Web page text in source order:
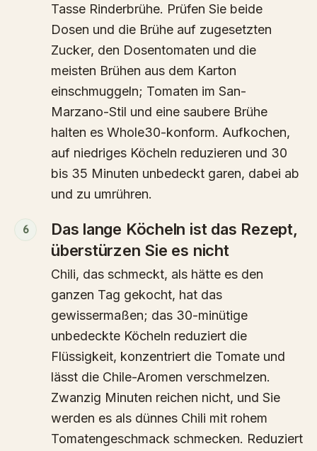
Tasse Rinderbrühe. Prüfen Sie beide
Dosen und die Brühe auf zugesetzten
Zucker, den Dosentomaten und die
meisten Brühen aus dem Karton
einschmuggeln; Tomaten im San-
Marzano-Stil und eine saubere Brühe
halten es Whole30-konform. Aufkochen,
auf niedriges Köcheln reduzieren und 30
bis 35 Minuten unbedeckt garen, dabei ab
und zu umrühren.
6
Das lange Köcheln ist das Rezept,
überstürzen Sie es nicht
Chili, das schmeckt, als hätte es den
ganzen Tag gekocht, hat das
gewissermaßen; das 30-minütige
unbedeckte Köcheln reduziert die
Flüssigkeit, konzentriert die Tomate und
lässt die Chile-Aromen verschmelzen.
Zwanzig Minuten reichen nicht, und Sie
werden es als dünnes Chili mit rohem
Tomatengeschmack schmecken. Reduziert